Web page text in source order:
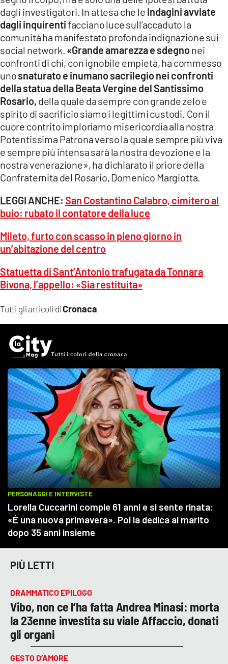
Tutti gli articoli diCronaca
dagli investigatori. In attesa che le indagini avviate
dagli inquirentifacciano luce sull’accaduto la
comunità ha manifestato profonda indignazione sui
social network. «Grande amarezza e sdegnonei
confronti di chi, con ignobile empietà, ha commesso
unosnaturato e inumano sacrilegio nei confronti
della statua della Beata Vergine del Santissimo
Rosario, della quale da sempre con grande zelo e
spirito di sacrificio siamo i legittimi custodi. Con il
cuore contrito imploriamo misericordia alla nostra
Potentissima Patrona verso la quale sempre più viva
e sempre più intensa sarà la nostra devozione e la
nostra venerazione», ha dichiarato il priore della
Confraternita del Rosario, Domenico Margiotta.
LEGGI ANCHE: San Costantino Calabro, cimitero al
buio: rubato il contatore della luce
Mileto, furto con scasso in pieno giorno in
un’abitazione del centro
Statuetta di Sant’Antonio trafugata da Tonnara
Bivona, l’appello: «Sia restituita»
PIÙ LETTI
DRAMMATICO EPILOGO
Vibo, non ce l’ha fatta Andrea Minasi: morta
la 23enne investita su viale Affaccio, donati
gli organi
GESTO D’AMORE